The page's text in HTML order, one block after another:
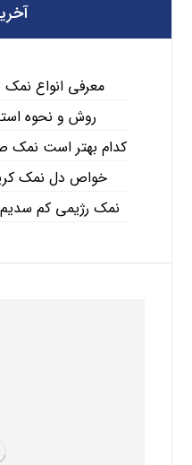
معرفی انواع
روش و نحوه
کدام بهتر است نمک
خواص دل نمک
نمک رژیمی کم